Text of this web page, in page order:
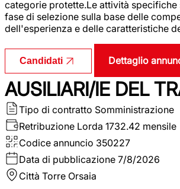
categorie protette.Le attività specifiche
fase di selezione sulla base delle
dell'esperienza e delle caratteristiche
Candidati Dettaglio
AUSILIARI/IE DEL
Tipo di contratto Somministrazione
Retribuzione Lorda 1732.42 mensile
Codice annuncio 350227
Data di pubblicazione 7/8/2026
Città Torre Orsaia